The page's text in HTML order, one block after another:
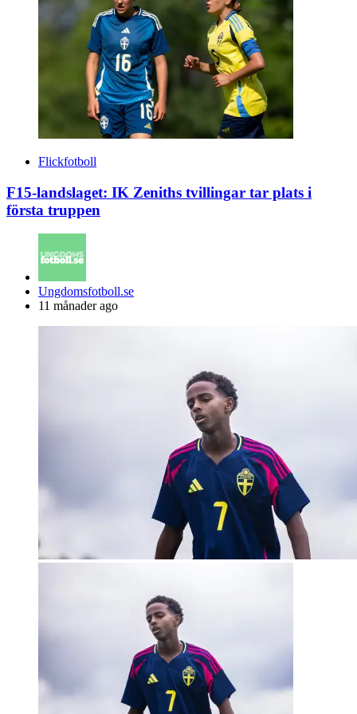
Flickfotboll
F15-landslaget: IK Zeniths tvillingar tar plats i
första truppen
Posted
by
Ungdomsfotboll.se
11 månader ago